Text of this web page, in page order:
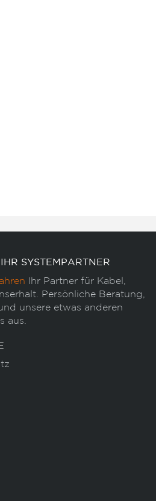
SYSTEMPARTNER
Ihr Partner für Kabel,
Persönliche Beratung,
unsere etwas anderen
aus.